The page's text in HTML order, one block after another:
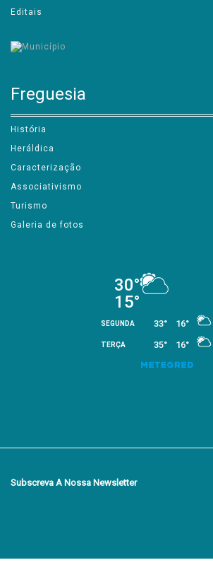
Editais
Freguesia
História
Heráldica
Caracterização
Associativismo
Turismo
Galeria de fotos
Subscreva A Nossa Newsletter